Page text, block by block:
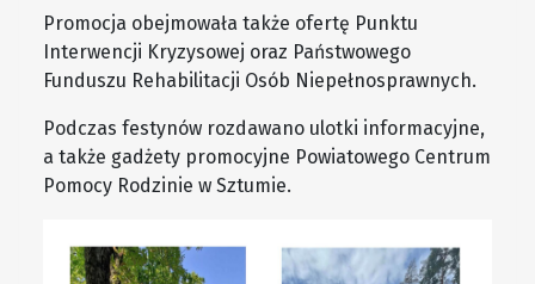
Promocja obejmowała także ofertę Punktu
Interwencji Kryzysowej oraz Państwowego
Funduszu Rehabilitacji Osób Niepełnosprawnych.
Podczas festynów rozdawano ulotki informacyjne,
a także gadżety promocyjne Powiatowego Centrum
Pomocy Rodzinie w Sztumie.